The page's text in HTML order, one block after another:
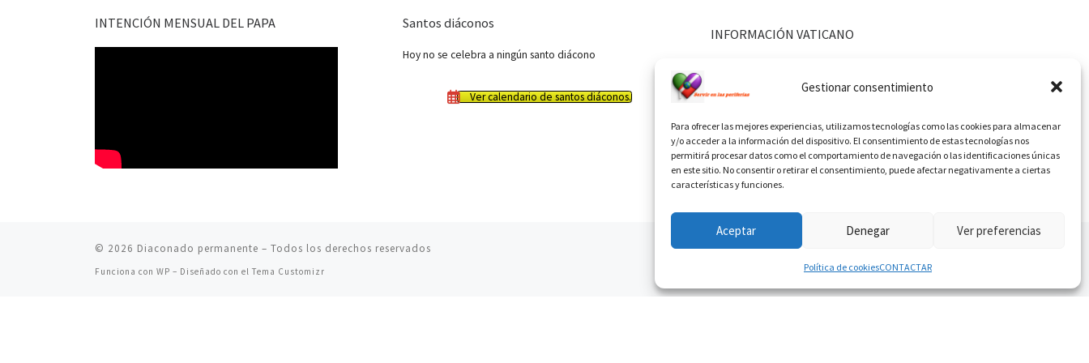
Gestionar consentimiento
Para ofrecer las mejores experiencias, utilizamos tecnologías como las cookies para almacenar
y/o acceder a la información del dispositivo. El consentimiento de estas tecnologías nos
permitirá procesar datos como el comportamiento de navegación o las identificaciones únicas
en este sitio. No consentir o retirar el consentimiento, puede afectar negativamente a ciertas
características y funciones.
Aceptar Denegar Ver preferencias
Política de cookiesCONTACTAR
INTENCIÓN MENSUAL DEL PAPA Santos diáconos
Hoy no se celebra a ningún santo diácono
Ver calendario de santos diáconos.
INFORMACIÓN VATICANO
© 2026 Diaconado permanente – Todos los derechos reservados
Funciona con WP – Diseñado con el Tema Customizr